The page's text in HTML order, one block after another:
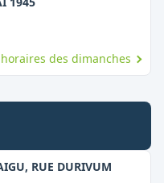
des dimanches
RUE DURIVUM,